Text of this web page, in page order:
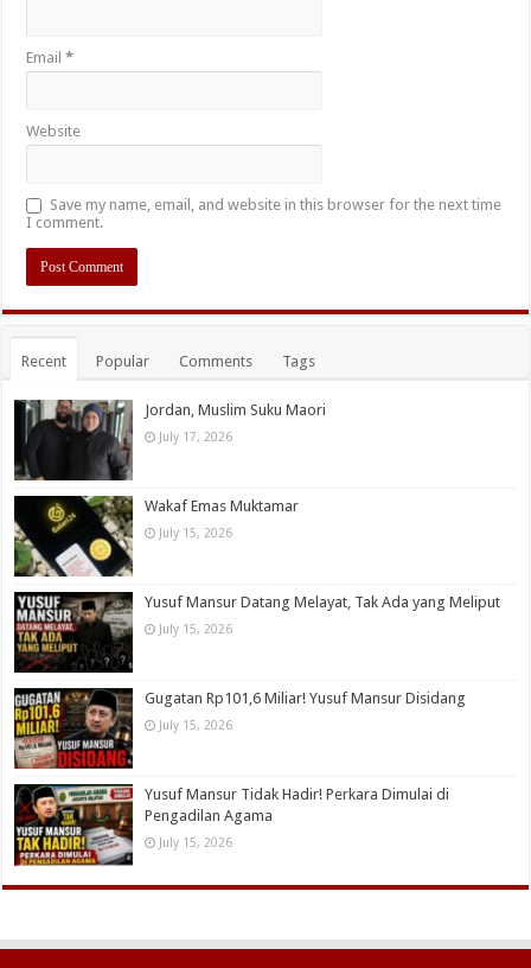
Email*
Website
Save my name, email, and website in this browser for the next time
I comment.
Recent Popular Comments Tags
Jordan, Muslim Suku Maori
July 17, 2026
Wakaf Emas Muktamar
July 15, 2026
Yusuf Mansur Datang Melayat, Tak Ada yang Meliput
July 15, 2026
Gugatan Rp101,6 Miliar! Yusuf Mansur Disidang
July 15, 2026
Yusuf Mansur Tidak Hadir! Perkara Dimulai di
Pengadilan Agama
July 15, 2026